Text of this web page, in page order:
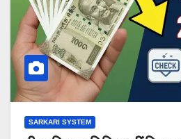
SARKARI SYSTEM